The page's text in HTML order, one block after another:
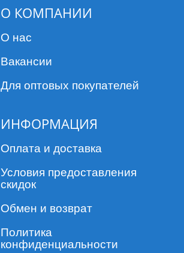
О КОМПАНИИ
О нас
Вакансии
Для оптовых покупателей
ИНФОРМАЦИЯ
Оплата и доставка
Условия предоставления
скидок
Обмен и возврат
Политика
конфиденциальности